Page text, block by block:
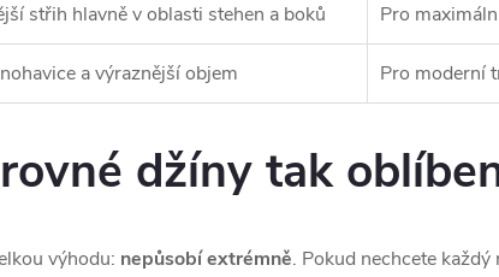
střih hlavně v oblasti stehen a boků Pro
a výraznější objem Pro moderní
džíny tak
výhodu: nepůsobí extrémně. Pokud nechcete